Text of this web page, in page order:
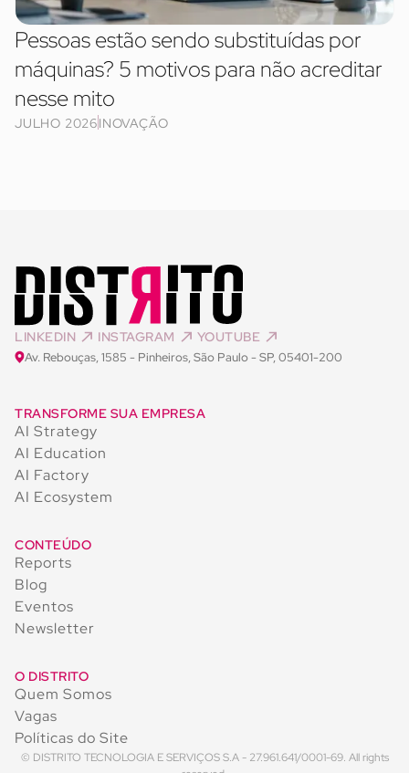
Pessoas estão sendo substituídas por
máquinas? 5 motivos para não acreditar
nesse mito
JULHO 2026INOVAÇÃO
LINKEDIN INSTAGRAM YOUTUBE
Av. Rebouças, 1585 - Pinheiros, São Paulo - SP, 05401-200
TRANSFORME SUA EMPRESA
AI Strategy
AI Education
AI Factory
AI Ecosystem
CONTEÚDO
Reports
Blog
Eventos
Newsletter
O DISTRITO
Quem Somos
Vagas
Políticas do Site
© DISTRITO TECNOLOGIA E SERVIÇOS S.A - 27.961.641/0001-69. All rights